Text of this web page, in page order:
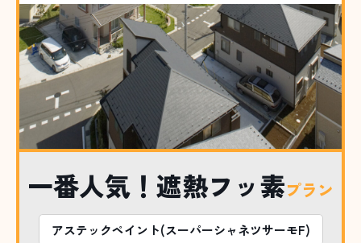
一番人気！遮熱フッ素プラン
アステックペイント(スーパーシャネツサーモF)